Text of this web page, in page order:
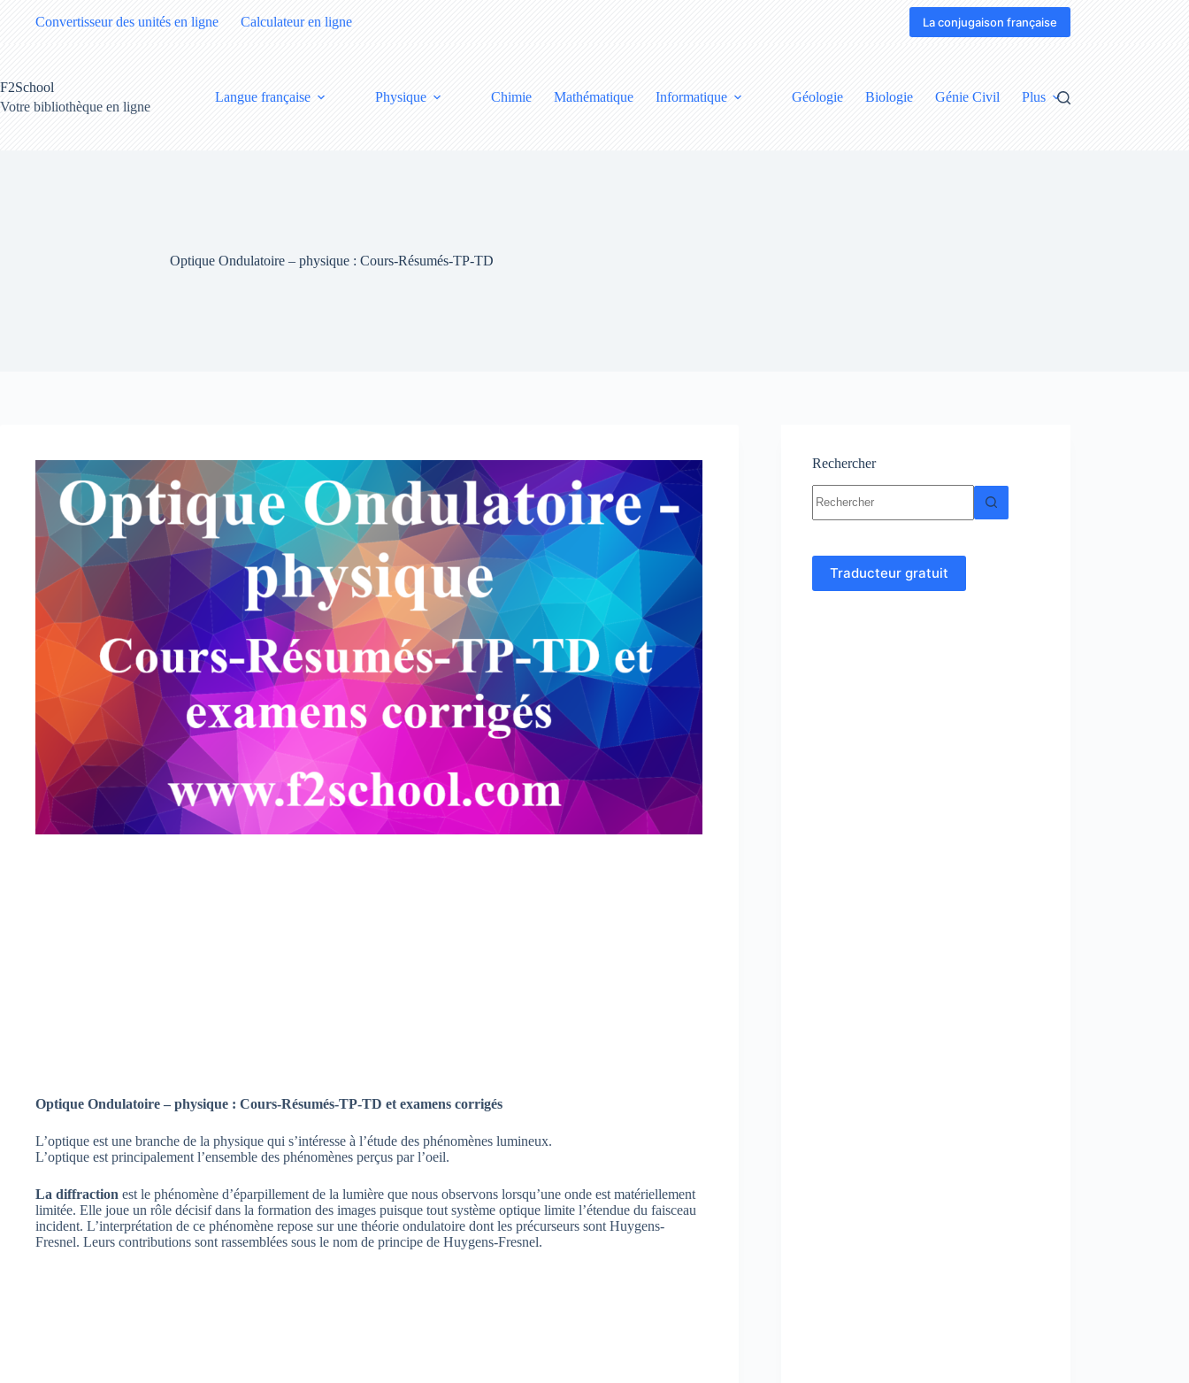
Convertisseur des unités en ligne Calculateur en ligne La conjugaison française
F2School
Votre bibliothèque en ligne
Langue française Physique Chimie Mathématique Informatique Géologie Biologie Génie Civil Plus
Optique Ondulatoire – physique : Cours-Résumés-TP-TD
Optique Ondulatoire – physique : Cours-Résumés-TP-TD et examens corrigés
L’optique est une branche de la physique qui s’intéresse à l’étude des phénomènes lumineux.
L’optique est principalement l’ensemble des phénomènes perçus par l’oeil.
La diffraction est le phénomène d’éparpillement de la lumière que nous observons lorsqu’une onde est matériellement
limitée. Elle joue un rôle décisif dans la formation des images puisque tout système optique limite l’étendue du faisceau
incident. L’interprétation de ce phénomène repose sur une théorie ondulatoire dont les précurseurs sont Huygens-
Fresnel. Leurs contributions sont rassemblées sous le nom de principe de Huygens-Fresnel.
Rechercher
résultat
Traducteur gratuit